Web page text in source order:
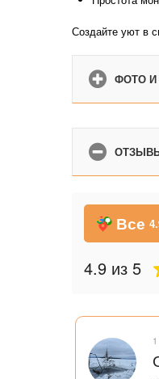
Создайте уют в
ФОТО И
Все
4.9из 5